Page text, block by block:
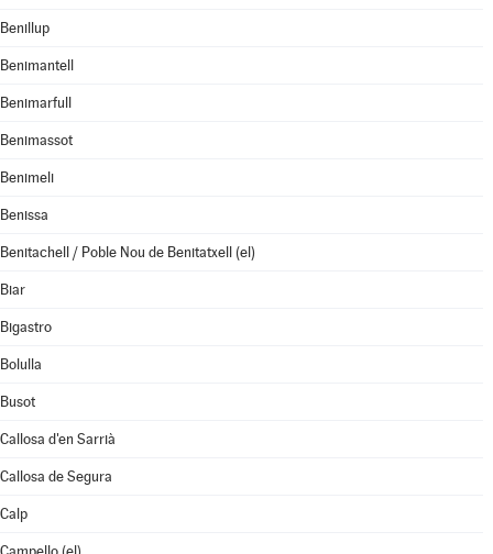
Benillup
Benimantell
Benimarfull
Benimassot
Benimeli
Benissa
Benitachell / Poble Nou de Benitatxell (el)
Biar
Bigastro
Bolulla
Busot
Callosa d'en Sarrià
Callosa de Segura
Calp